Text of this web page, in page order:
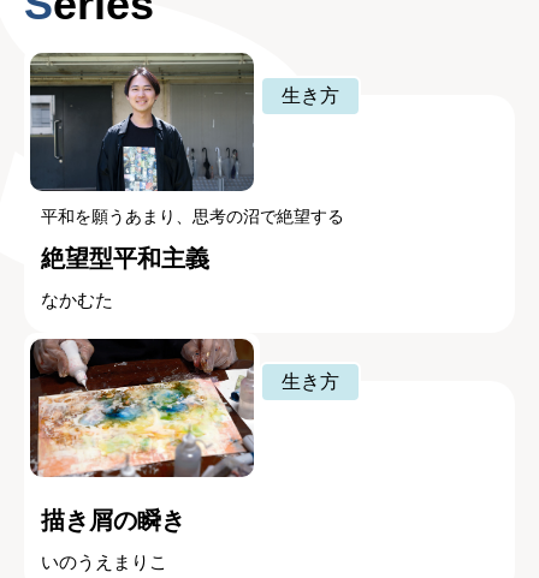
生き方
平和を願うあまり、思考の沼で絶望する
絶望型平和主義
なかむた
生き方
描き屑の瞬き
いのうえまりこ